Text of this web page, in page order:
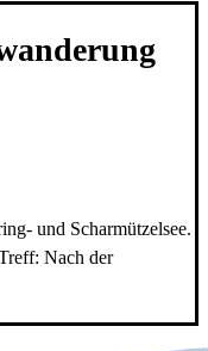
und Scharmützelsee.
Nach der